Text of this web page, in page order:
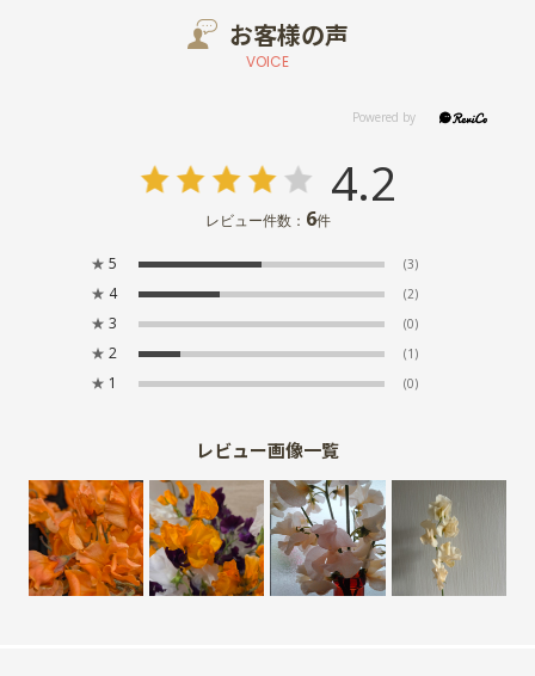
お客様の声
VOICE
4.2
レビュー件数： 6件
★ 5 (3)
★ 4 (2)
★ 3 (0)
★ 2 (1)
★ 1 (0)
レビュー画像一覧